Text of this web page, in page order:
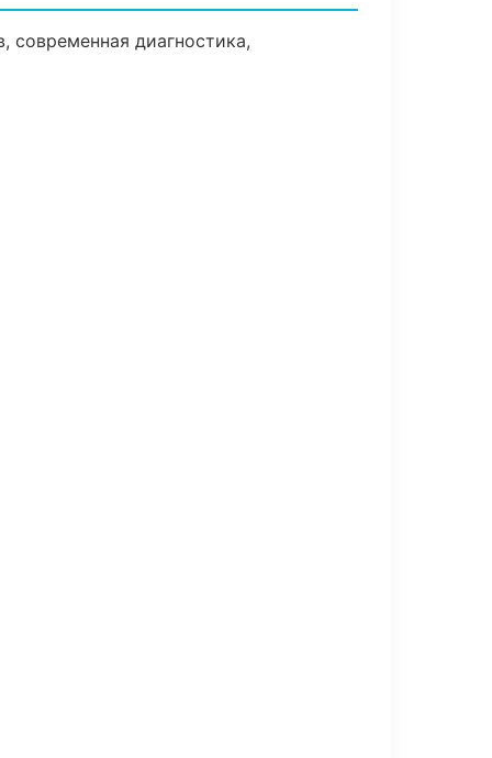
диагностика,